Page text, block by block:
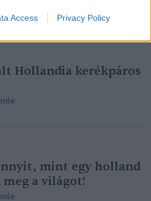
Access Privacy Policy
Hollandia kerékpáros
mint egy holland
meg a világot!